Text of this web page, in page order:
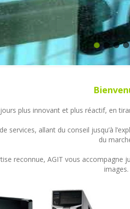
plus innovant et plus réactif, en
services, allant du conseil jusqu’à
du
reconnue, AGIT vous accompagne
images.